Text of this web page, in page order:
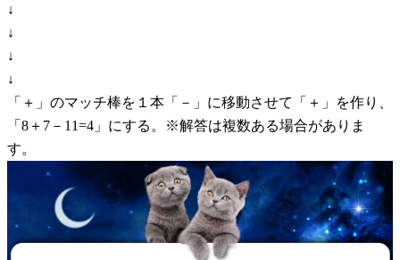
↓
↓
↓
↓
「＋」のマッチ棒を１本「－」に移動させて「＋」を作り、
「8＋7－11=4」にする。※解答は複数ある場合がありま
す。